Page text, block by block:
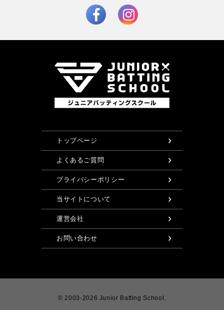
トップページ
よくあるご質問
プライバシーポリシー
当サイトについて
運営会社
お問い合わせ
© 2003-2026 Junior Batting School.